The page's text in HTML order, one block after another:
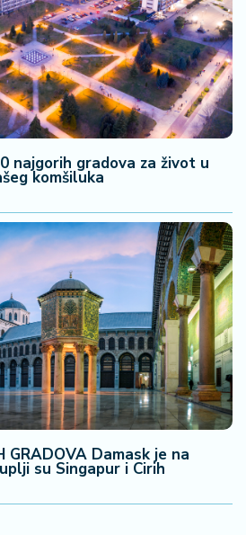
najgorih gradova za život u
komšiluka
GRADOVA Damask je na
su Singapur i Cirih